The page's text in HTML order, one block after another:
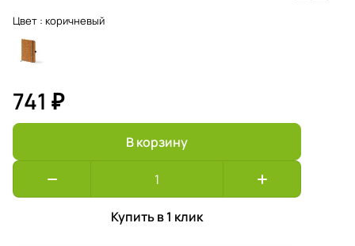
Цвет : коричневый
741 ₽
В корзину
Купить в 1 клик